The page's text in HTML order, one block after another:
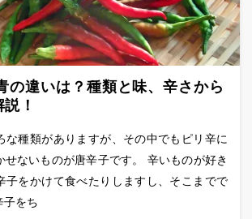
の違いは？種類と味、辛さから
！
な種類がありますが、その中でもピリ辛に
せないものが唐辛子です。 辛いものが好き
子をかけて食べたりしますし、そこまでで
子をち